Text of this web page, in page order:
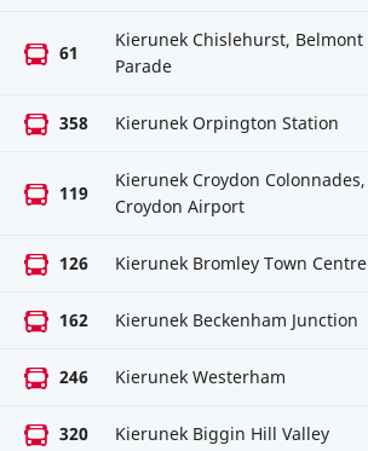
61
Kierunek Chislehurst, Belmont
Parade
358 Kierunek Orpington Station
119
Kierunek Croydon Colonnades,
Croydon Airport
126 Kierunek Bromley Town Centre
162 Kierunek Beckenham Junction
246 Kierunek Westerham
320 Kierunek Biggin Hill Valley